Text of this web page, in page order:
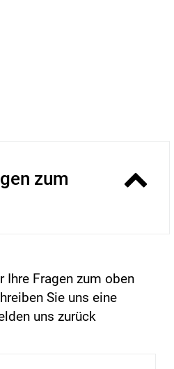
zum
Ihre Fragen zum oben
Sie uns eine
uns zurück